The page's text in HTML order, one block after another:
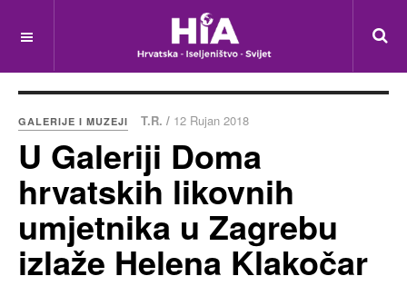
GALERIJE I MUZEJI T.R. / 12 Rujan 2018
U Galeriji Doma
hrvatskih likovnih
umjetnika u Zagrebu
izlaže Helena Klakočar